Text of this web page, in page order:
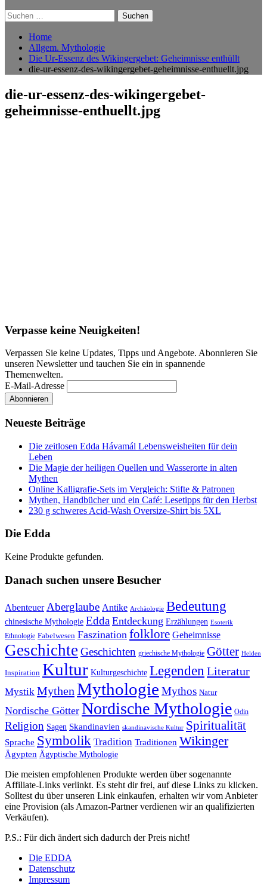
Suchen
nach:
Home
Allgem. Mythologie
Die Ur-Essenz des Wikingergebet: Geheimnisse enthüllt
die-ur-essenz-des-wikingergebet-geheimnisse-enthuellt.jpg
die-ur-essenz-des-wikingergebet-
geheimnisse-enthuellt.jpg
Verpasse keine Neuigkeiten!
Verpassen Sie keine Updates, Tipps und Angebote. Abonnieren Sie
unseren Newsletter und tauchen Sie ein in spannende
Themenwelten.
E-Mail-Adresse
Neueste Beiträge
Die zeitlosen Edda Hávamál Lebensweisheiten für dein
Leben
Die Magie der heiligen Quellen und Wasserorte in alten
Mythen
Online Kalligrafie‑Sets im Vergleich: Stifte & Patronen
Mythen, Handbücher und ein Café: Lesetipps für den Herbst
230 g schweres Acid-Wash Oversize-Shirt bis 5XL
Die Edda
Keine Produkte gefunden.
Danach suchen unsere Besucher
Abenteuer Aberglaube Antike Archäologie Bedeutung
chinesische Mythologie Edda Entdeckung Erzählungen Esoterik
Ethnologie Fabelwesen Faszination folklore Geheimnisse
Geschichte Geschichten griechische Mythologie Götter Helden
Inspiration Kultur Kulturgeschichte Legenden Literatur
Mystik Mythen Mythologie Mythos Natur
Nordische Götter Nordische Mythologie Odin
Religion Sagen Skandinavien skandinavische Kultur Spiritualität
Sprache Symbolik Tradition Traditionen Wikinger
Ägypten Ägyptische Mythologie
Die meisten empfohlenen Produkte werden über sogenannte
Affiliate-Links verlinkt. Es steht dir frei, auf diese Links zu klicken.
Solltest du über unseren Link einkaufen, erhalten wir vom Anbieter
eine Provision (als Amazon-Partner verdienen wir an qualifizierten
Verkäufen).
P.S.: Für dich ändert sich dadurch der Preis nicht!
Die EDDA
Datenschutz
Impressum